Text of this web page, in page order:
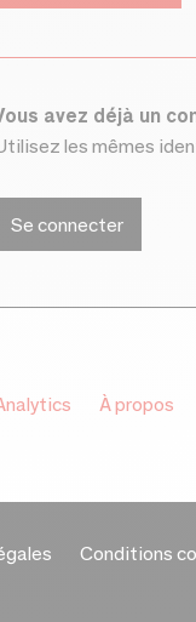
avez déjà un
les mêmes
Se connecter
À propos
Conditions